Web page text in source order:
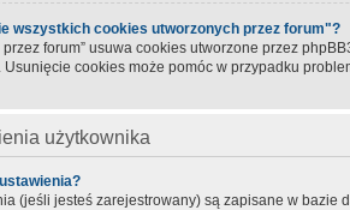
wszystkich cookies utworzonych przez forum"?
forum” usuwa cookies utworzone przez
Usunięcie cookies może pomóc w przypadku
użytkownika
(jeśli jesteś zarejestrowany) są zapisane w bazie